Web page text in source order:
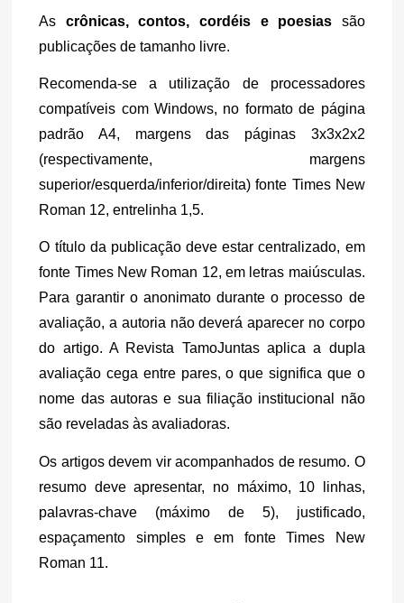
As crônicas, contos, cordéis e poesias são
publicações de tamanho livre.
Recomenda-se a utilização de processadores
compatíveis com Windows, no formato de página
padrão A4, margens das páginas 3x3x2x2
(respectivamente, margens
superior/esquerda/inferior/direita) fonte Times New
Roman 12, entrelinha 1,5.
O título da publicação deve estar centralizado, em
fonte Times New Roman 12, em letras maiúsculas.
Para garantir o anonimato durante o processo de
avaliação, a autoria não deverá aparecer no corpo
do artigo. A Revista TamoJuntas aplica a dupla
avaliação cega entre pares, o que significa que o
nome das autoras e sua filiação institucional não
são reveladas às avaliadoras.
Os artigos devem vir acompanhados de resumo. O
resumo deve apresentar, no máximo, 10 linhas,
palavras-chave (máximo de 5), justificado,
espaçamento simples e em fonte Times New
Roman 11.